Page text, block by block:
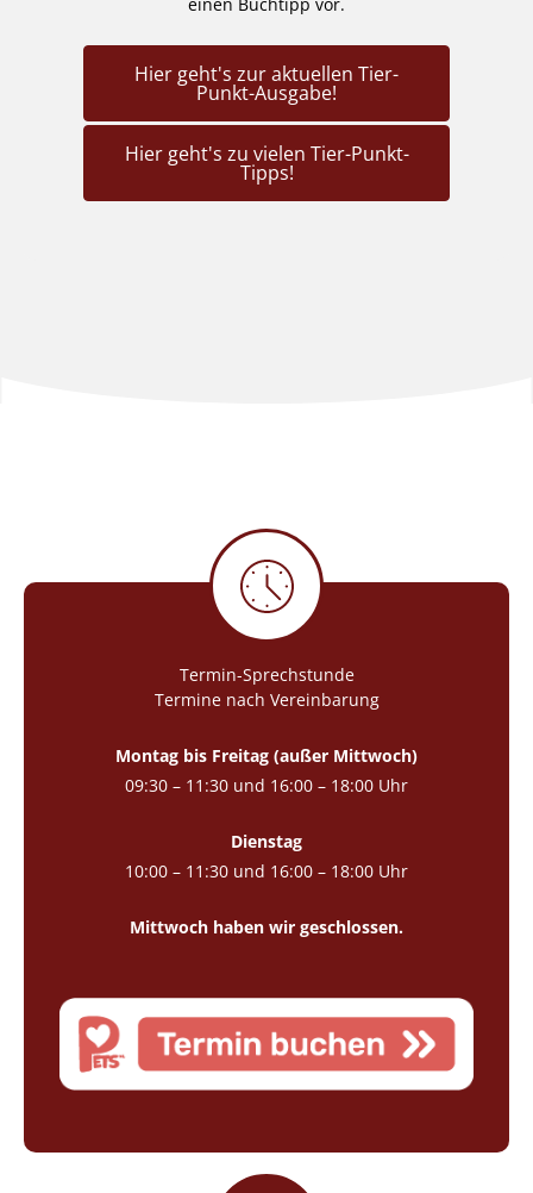
einen Buchtipp vor.
Hier geht's zur aktuellen Tier-
Punkt-Ausgabe!
Hier geht's zu vielen Tier-Punkt-
Tipps!
Termin-Sprechstunde
Termine nach Vereinbarung
Montag bis Freitag (außer Mittwoch)
09:30 – 11:30 und 16:00 – 18:00 Uhr
Dienstag
10:00 – 11:30 und 16:00 – 18:00 Uhr
Mittwoch haben wir geschlossen.